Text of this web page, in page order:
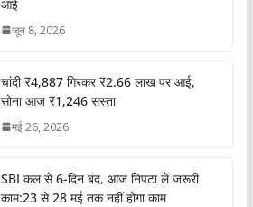
आई
जून 8, 2026
चांदी ₹4,887 गिरकर ₹2.66 लाख पर आई,
सोना आज ₹1,246 सस्ता
मई 26, 2026
SBI कल से 6-दिन बंद, आज निपटा लें जरूरी
काम:23 से 28 मई तक नहीं होगा काम